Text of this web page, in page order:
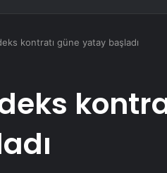
kontratı güne yatay başladı